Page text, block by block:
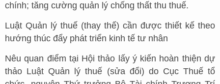
chính; tăng cường quản lý chống thất thu thuế.
Luật Quản lý thuế (thay thế) cần được thiết kế theo
hướng thúc đẩy phát triển kinh tế tư nhân
Nêu quan điểm tại Hội thảo lấy ý kiến hoàn thiện dự
thảo Luật Quản lý thuế (sửa đổi) do Cục Thuế tổ